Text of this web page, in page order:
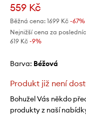
559 Kč
Běžná cena: 1699 Kč -67%
Nejnižší cena za
619 Kč -9%
Barva: béžová
Produkt již není
Bohužel Vás někdo
produkty z naší